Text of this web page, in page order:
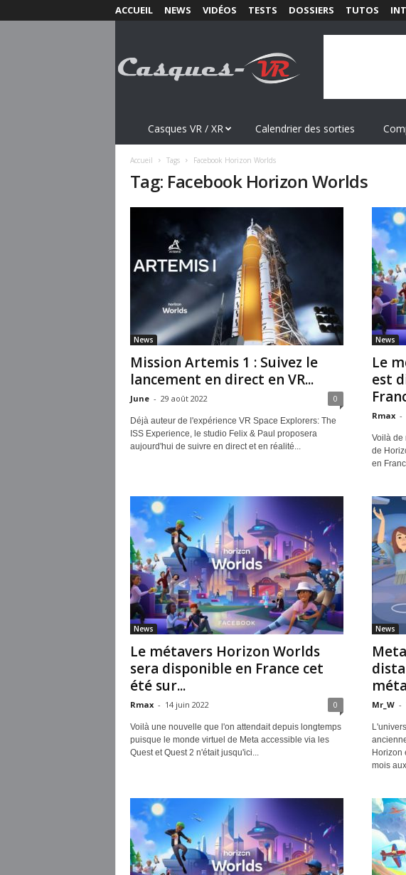
ACCUEIL NEWS VIDÉOS TESTS DOSSIERS TUTOS
s
Casques VR / XR Calendrier des sorties
Accueil Tags Facebook Horizon Worlds
Tag: Facebook Horizon Worlds
News
Mission Artemis 1 : Suivez le
lancement en direct en VR...
June - 29 août 2022 0
Déjà auteur de l'expérience VR Space Explorers: The
ISS Experience, le studio Felix & Paul proposera
aujourd'hui de suivre en direct et en réalité...
News
Le
est
Rmax -
Voilà de
de
en
News
Le métavers Horizon Worlds
sera disponible en France cet
été sur...
Rmax - 14 juin 2022 0
Voilà une nouvelle que l'on attendait depuis longtemps
puisque le monde virtuel de Meta accessible via les
Quest et Quest 2 n'était jusqu'ici...
News
Mr_W -
Horizon
mois